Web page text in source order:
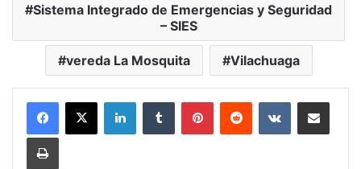
Sistema Integrado de Emergencias y Seguridad
– SIES
vereda La Mosquita Vilachuaga
LinkedInTumblr PinterestReddit VKontakteCompartir vía Mail
Print